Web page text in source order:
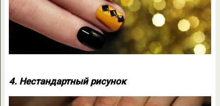
4. Нестандартный рисунок